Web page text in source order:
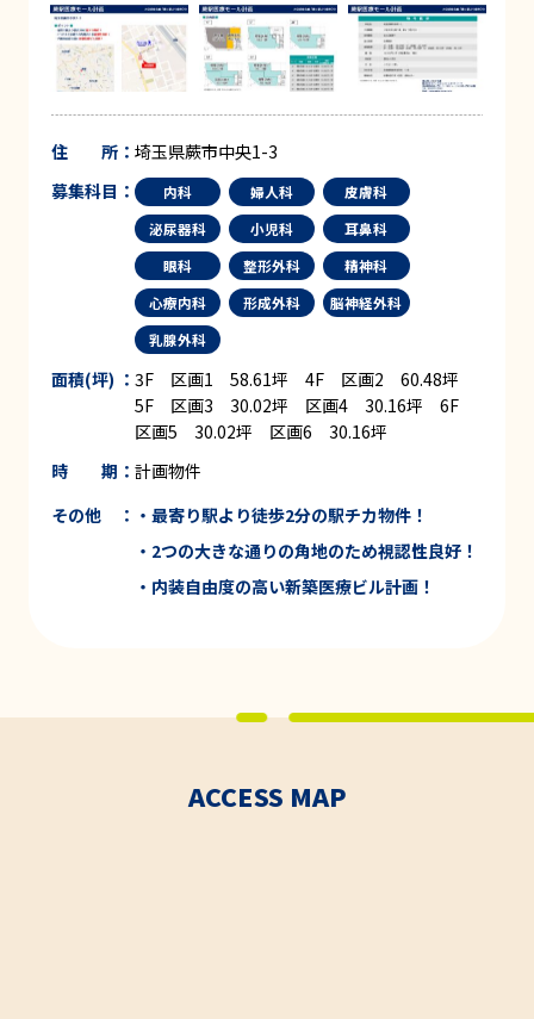
住 所： 埼玉県蕨市中央1-3
募集科目：
内科 婦人科
皮膚科
泌尿器科
小児科
耳鼻科
眼科
整形外科
精神科
心療内科
形成外科
脳神経外科
乳腺外科
面積(坪) ： 3F 区画1 58.61坪 4F 区画2 60.48坪
5F 区画3 30.02坪 区画4 30.16坪 6F
区画5 30.02坪 区画6 30.16坪
時 期： 計画物件
その他 ： ・最寄り駅より徒歩2分の駅チカ物件！
・ 2つの大きな通りの角地のため視認性良好！
・内装自由度の高い新築医療ビル計画！
ACCESS MAP